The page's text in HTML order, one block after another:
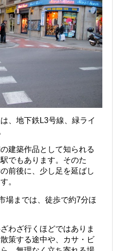
、地下鉄L3号線、緑ライ
建築作品として知られる
でもあります。そのた
前後に、少し足を延ばし
。
場までは、徒歩で約7分ほ
わざ行くほどではありま
策する途中や、カサ・ビ